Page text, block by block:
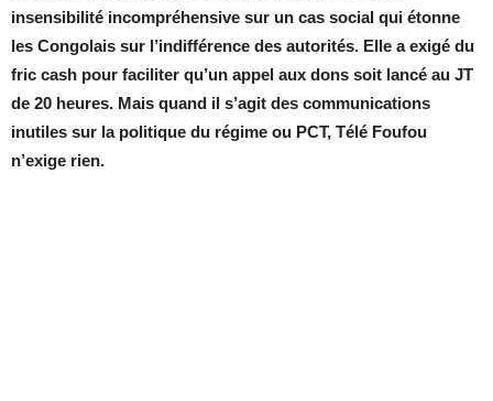
insensibilité incompréhensive sur un cas social qui étonne
les Congolais sur l’indifférence des autorités. Elle a exigé du
fric cash pour faciliter qu’un appel aux dons soit lancé au JT
de 20 heures. Mais quand il s’agit des communications
inutiles sur la politique du régime ou PCT, Télé Foufou
n’exige rien.